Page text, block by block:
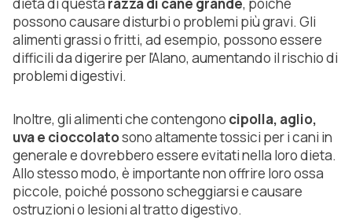
dieta di questa razza di cane grande, poiché
possono causare disturbi o problemi più gravi. Gli
alimenti grassi o fritti, ad esempio, possono essere
difficili da digerire per l'Alano, aumentando il rischio di
problemi digestivi.
Inoltre, gli alimenti che contengono cipolla, aglio,
uva e cioccolatosono altamente tossici per i cani in
generale e dovrebbero essere evitati nella loro dieta.
Allo stesso modo, è importante non offrire loro ossa
piccole, poiché possono scheggiarsi e causare
ostruzioni o lesioni al tratto digestivo.